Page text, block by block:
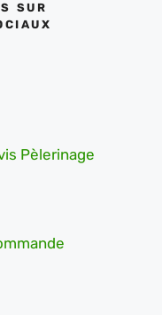
SUR
Pèlerinage